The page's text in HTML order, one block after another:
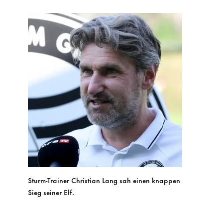
Sturm-Trainer Christian Lang sah einen knappen
Sieg seiner Elf.